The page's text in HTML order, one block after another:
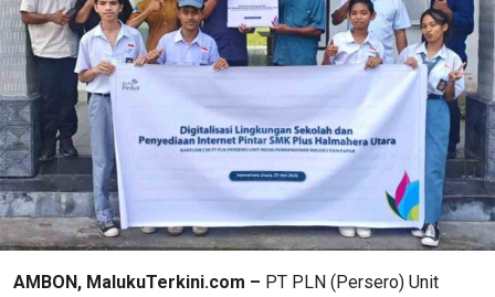
AMBON, MalukuTerkini.com – PT PLN (Persero) Unit